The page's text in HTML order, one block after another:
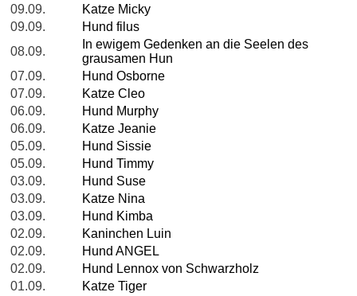
09.09.
Katze Micky
09.09.
Hund filus
08.09.
In ewigem Gedenken an die Seelen des
grausamen Hun
07.09.
Hund Osborne
07.09.
Katze Cleo
06.09.
Hund Murphy
06.09.
Katze Jeanie
05.09.
Hund Sissie
05.09.
Hund Timmy
03.09.
Hund Suse
03.09.
Katze Nina
03.09.
Hund Kimba
02.09.
Kaninchen Luin
02.09.
Hund ANGEL
02.09.
Hund Lennox von Schwarzholz
01.09.
Katze Tiger